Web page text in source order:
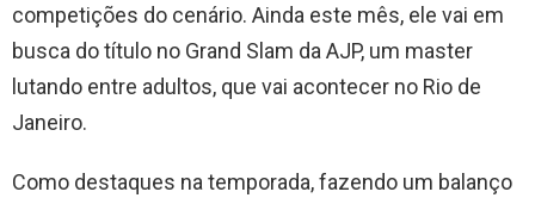
competições do cenário. Ainda este mês, ele vai em
busca do título no Grand Slam da AJP, um master
lutando entre adultos, que vai acontecer no Rio de
Janeiro.
Como destaques na temporada, fazendo um balanço